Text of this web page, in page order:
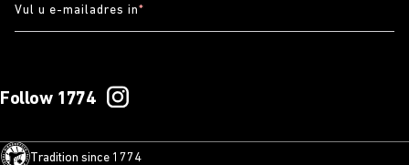
Vul u e-mailadres in*
Follow 1774
Tradition since 1774